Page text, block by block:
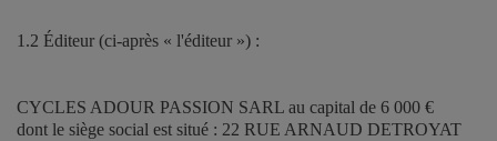
1.2 Éditeur (ci-après « l'éditeur ») :
CYCLES ADOUR PASSION SARL au capital de 6 000 €
dont le siège social est situé : 22 RUE ARNAUD DETROYAT